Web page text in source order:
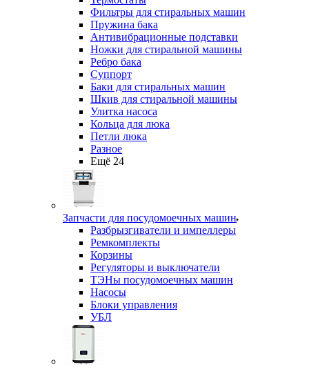
Фильтры для стиральных машин
Пружина бака
Антивибрационные подставки
Ножки для стиральной машины
Ребро бака
Суппорт
Баки для стиральных машин
Шкив для стиральной машины
Улитка насоса
Кольца для люка
Петли люка
Разное
Ещё 24
Запчасти для посудомоечных машин
Разбрызгиватели и импеллеры
Ремкомплекты
Корзины
Регуляторы и выключатели
ТЭНы посудомоечных машин
Насосы
Блоки управления
УБЛ